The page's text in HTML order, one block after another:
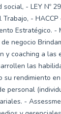
- LEY Nº
- HACCP
Estratégico. -
negocio
y coaching a las
las
su rendimiento
personal
-